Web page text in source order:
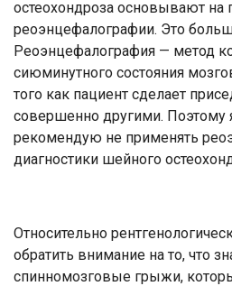
остеохондроза основывают на
реоэнцефалографии. Это
Реоэнцефалография — метод
сиюминутного состояния
того как пациент сделает
совершенно другими. Поэтому
рекомендую не применять
диагностики шейного
Относительно
обратить внимание на то, что
спинномозговые грыжи,